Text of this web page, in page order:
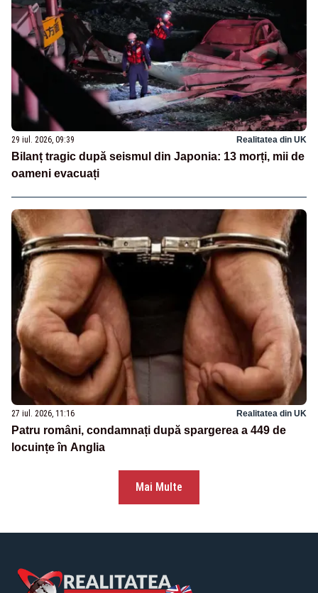
29 iul. 2026, 09:39 Realitatea din UK
Bilanț tragic după seismul din Japonia: 13 morți, mii de
oameni evacuați
27 iul. 2026, 11:16 Realitatea din UK
Patru români, condamnați după spargerea a 449 de
locuințe în Anglia
Mai Multe